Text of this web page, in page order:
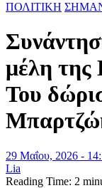
ΠΟΛΙΤΙΚΗ
μέλη
Του
29 Μαΐου, 2026 -
Lia
Reading Time: 2